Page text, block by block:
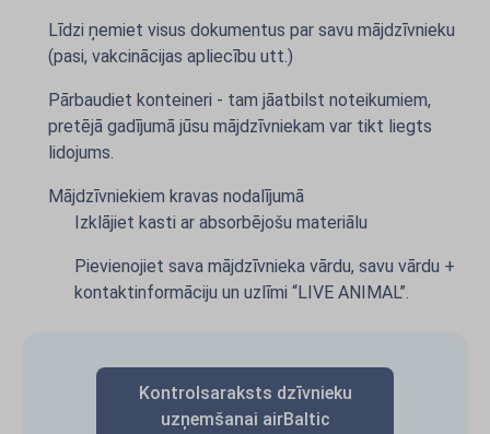
Līdzi ņemiet visus dokumentus par savu mājdzīvnieku
(pasi, vakcinācijas apliecību utt.)
Pārbaudiet konteineri - tam jāatbilst noteikumiem,
pretējā gadījumā jūsu mājdzīvniekam var tikt liegts
lidojums.
Mājdzīvniekiem kravas nodalījumā
Izklājiet kasti ar absorbējošu materiālu
Pievienojiet sava mājdzīvnieka vārdu, savu vārdu +
kontaktinformāciju un uzlīmi “LIVE ANIMAL”.
Kontrolsaraksts dzīvnieku
uzņemšanai airBaltic